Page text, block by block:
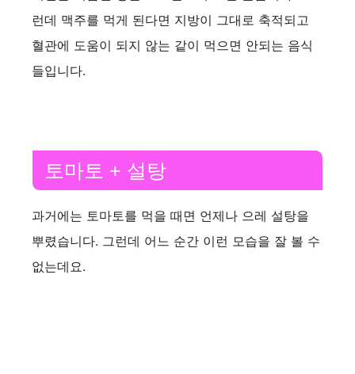
런데 맥주를 먹게 된다면 지방이 그대로 축적되고
혈관에 도움이 되지 않는 같이 먹으면 안되는 음식
들입니다.
토마토 + 설탕
과거에는 토마토를 먹을 때면 언제나 으레 설탕을
뿌렸습니다. 그런데 어느 순간 이런 모습을 잘 볼 수
없는데요.